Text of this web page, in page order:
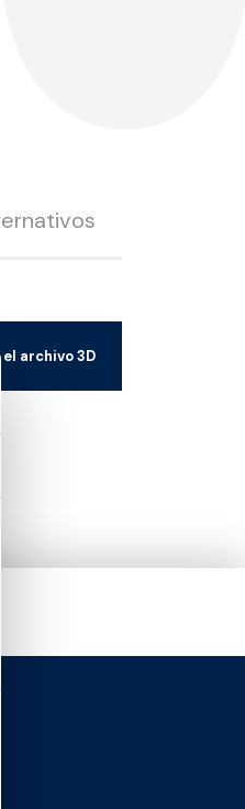
archivo 3D